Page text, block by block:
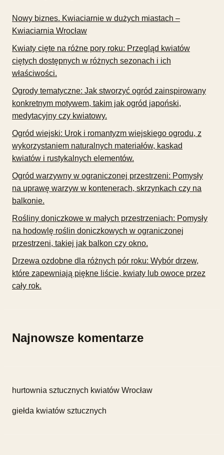
Nowy biznes. Kwiaciarnie w dużych miastach –
Kwiaciarnia Wrocław
Kwiaty cięte na różne pory roku: Przegląd kwiatów
ciętych dostępnych w różnych sezonach i ich
właściwości.
Ogrody tematyczne: Jak stworzyć ogród zainspirowany
konkretnym motywem, takim jak ogród japoński,
medytacyjny czy kwiatowy.
Ogród wiejski: Urok i romantyzm wiejskiego ogrodu, z
wykorzystaniem naturalnych materiałów, kaskad
kwiatów i rustykalnych elementów.
Ogród warzywny w ograniczonej przestrzeni: Pomysły
na uprawę warzyw w kontenerach, skrzynkach czy na
balkonie.
Rośliny doniczkowe w małych przestrzeniach: Pomysły
na hodowlę roślin doniczkowych w ograniczonej
przestrzeni, takiej jak balkon czy okno.
Drzewa ozdobne dla różnych pór roku: Wybór drzew,
które zapewniają piękne liście, kwiaty lub owoce przez
cały rok.
Najnowsze komentarze
hurtownia sztucznych kwiatów Wrocław
giełda kwiatów sztucznych